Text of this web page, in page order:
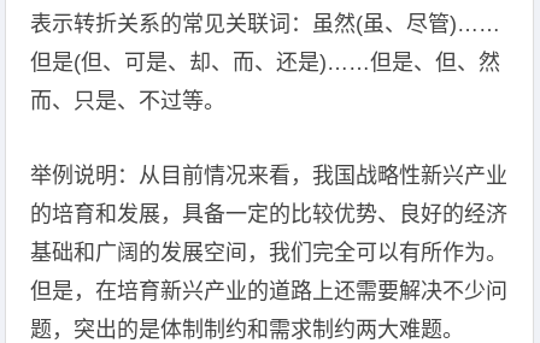
表示转折关系的常见关联词：虽然(虽、尽管)……
但是(但、可是、却、而、还是)……但是、但、然
而、只是、不过等。
举例说明：从目前情况来看，我国战略性新兴产业
的培育和发展，具备一定的比较优势、良好的经济
基础和广阔的发展空间，我们完全可以有所作为。
但是，在培育新兴产业的道路上还需要解决不少问
题，突出的是体制制约和需求制约两大难题。